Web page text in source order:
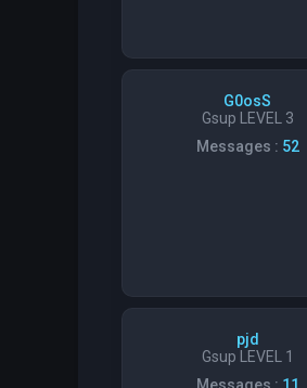
G0osS
Gsup LEVEL 3
Messages : 52
pjd
Gsup LEVEL 1